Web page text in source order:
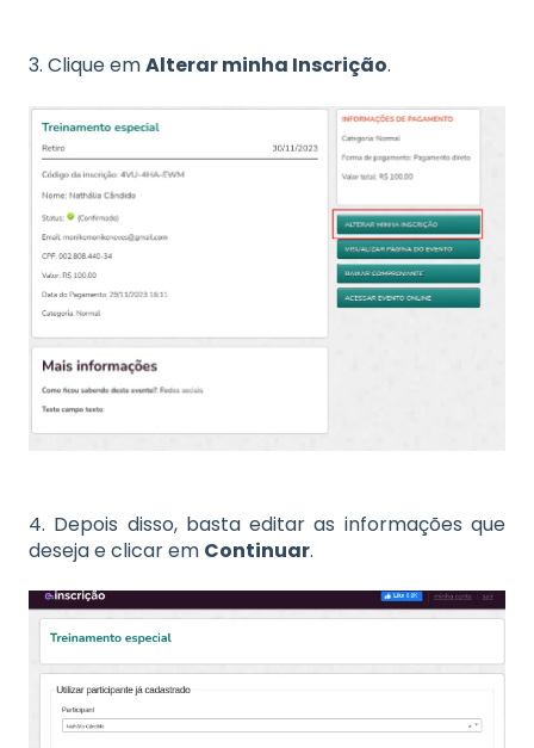
3. Clique emAlterar minha Inscrição.
4. Depois disso, basta editar as informações que
deseja e clicar em Continuar.